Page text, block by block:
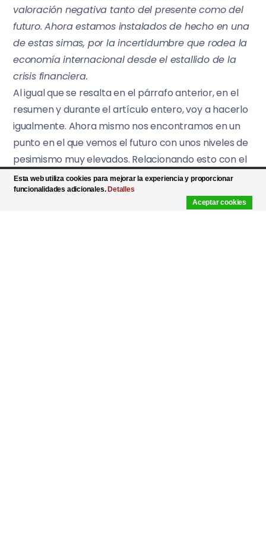
valoración negativa tanto del presente como del
futuro. Ahora estamos instalados de hecho en una
de estas simas, por la incertidumbre que rodea la
economía internacional desde el estallido de la
crisis financiera.
Al igual que se resalta en el párrafo anterior, en el
resumen y durante el artículo entero, voy a hacerlo
igualmente. Ahora mismo nos encontramos en un
punto en el que vemos el futuro con unos niveles de
pesimismo muy elevados. Relacionando esto con el
retardo en con que la opinión pública capta la
situación en la que se encuentra realmente, ¿nos
estaremos dirigiendo hacia un escenario peor o
Esta web utiliza cookies para mejorar la experiencia y proporcionar
funcionalidades adicionales. Detalles
Aceptar cookies